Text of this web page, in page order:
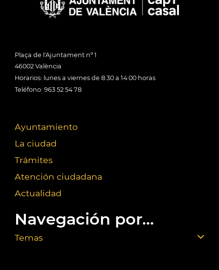
Plaça de l'Ajuntament nº 1
46002 València
Horarios: lunes a viernes de 8:30 a 14:00 horas
Teléfono: 963 52 54 78
Ayuntamiento
La ciudad
Trámites
Atención ciudadana
Actualidad
Navegación por...
Temas